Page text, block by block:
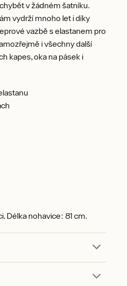
v žádném šatníku.
vydrží mnoho let i díky
vazbě s elastanem pro
i všechny další
kapes, oka na pásek i
Délka nohavice: 81 cm.